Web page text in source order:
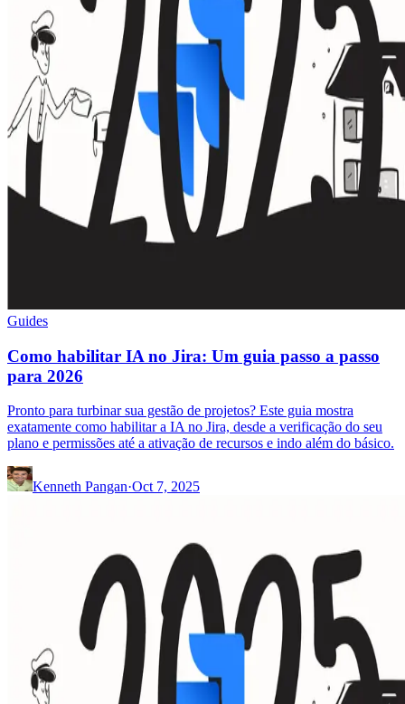
Guides
Como habilitar IA no Jira: Um guia passo a passo
para 2026
Pronto para turbinar sua gestão de projetos? Este guia mostra
exatamente como habilitar a IA no Jira, desde a verificação do seu
plano e permissões até a ativação de recursos e indo além do básico.
Kenneth Pangan·Oct 7, 2025